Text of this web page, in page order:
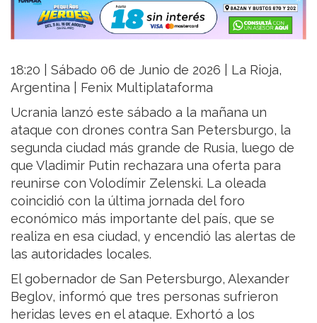
18:20 | Sábado 06 de Junio de 2026 | La Rioja,
Argentina | Fenix Multiplataforma
Ucrania lanzó este sábado a la mañana un
ataque con drones contra San Petersburgo, la
segunda ciudad más grande de Rusia, luego de
que Vladimir Putin rechazara una oferta para
reunirse con Volodímir Zelenski. La oleada
coincidió con la última jornada del foro
económico más importante del país, que se
realiza en esa ciudad, y encendió las alertas de
las autoridades locales.
El gobernador de San Petersburgo, Alexander
Beglov, informó que tres personas sufrieron
heridas leves en el ataque. Exhortó a los